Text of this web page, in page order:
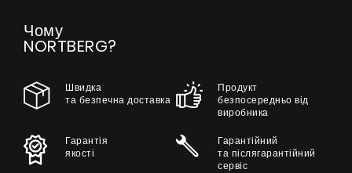
Чому
NORTBERG?
Швидка
та безпечна доставка
Продукт
безпосередньо від
виробника
Гарантія
якості
Гарантійний
та післягарантійний
сервіс